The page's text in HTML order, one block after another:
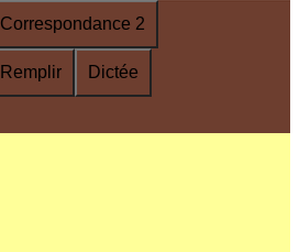
Correspondance 2
Remplir Dictée